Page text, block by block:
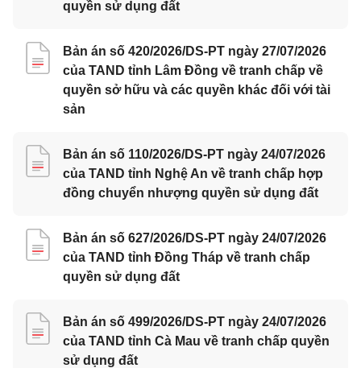
quyền sử dụng đất
Bản án số 420/2026/DS-PT ngày 27/07/2026
của TAND tỉnh Lâm Đồng về tranh chấp về
quyền sở hữu và các quyền khác đối với tài
sản
Bản án số 110/2026/DS-PT ngày 24/07/2026
của TAND tỉnh Nghệ An về tranh chấp hợp
đồng chuyển nhượng quyền sử dụng đất
Bản án số 627/2026/DS-PT ngày 24/07/2026
của TAND tỉnh Đồng Tháp về tranh chấp
quyền sử dụng đất
Bản án số 499/2026/DS-PT ngày 24/07/2026
của TAND tỉnh Cà Mau về tranh chấp quyền
sử dụng đất